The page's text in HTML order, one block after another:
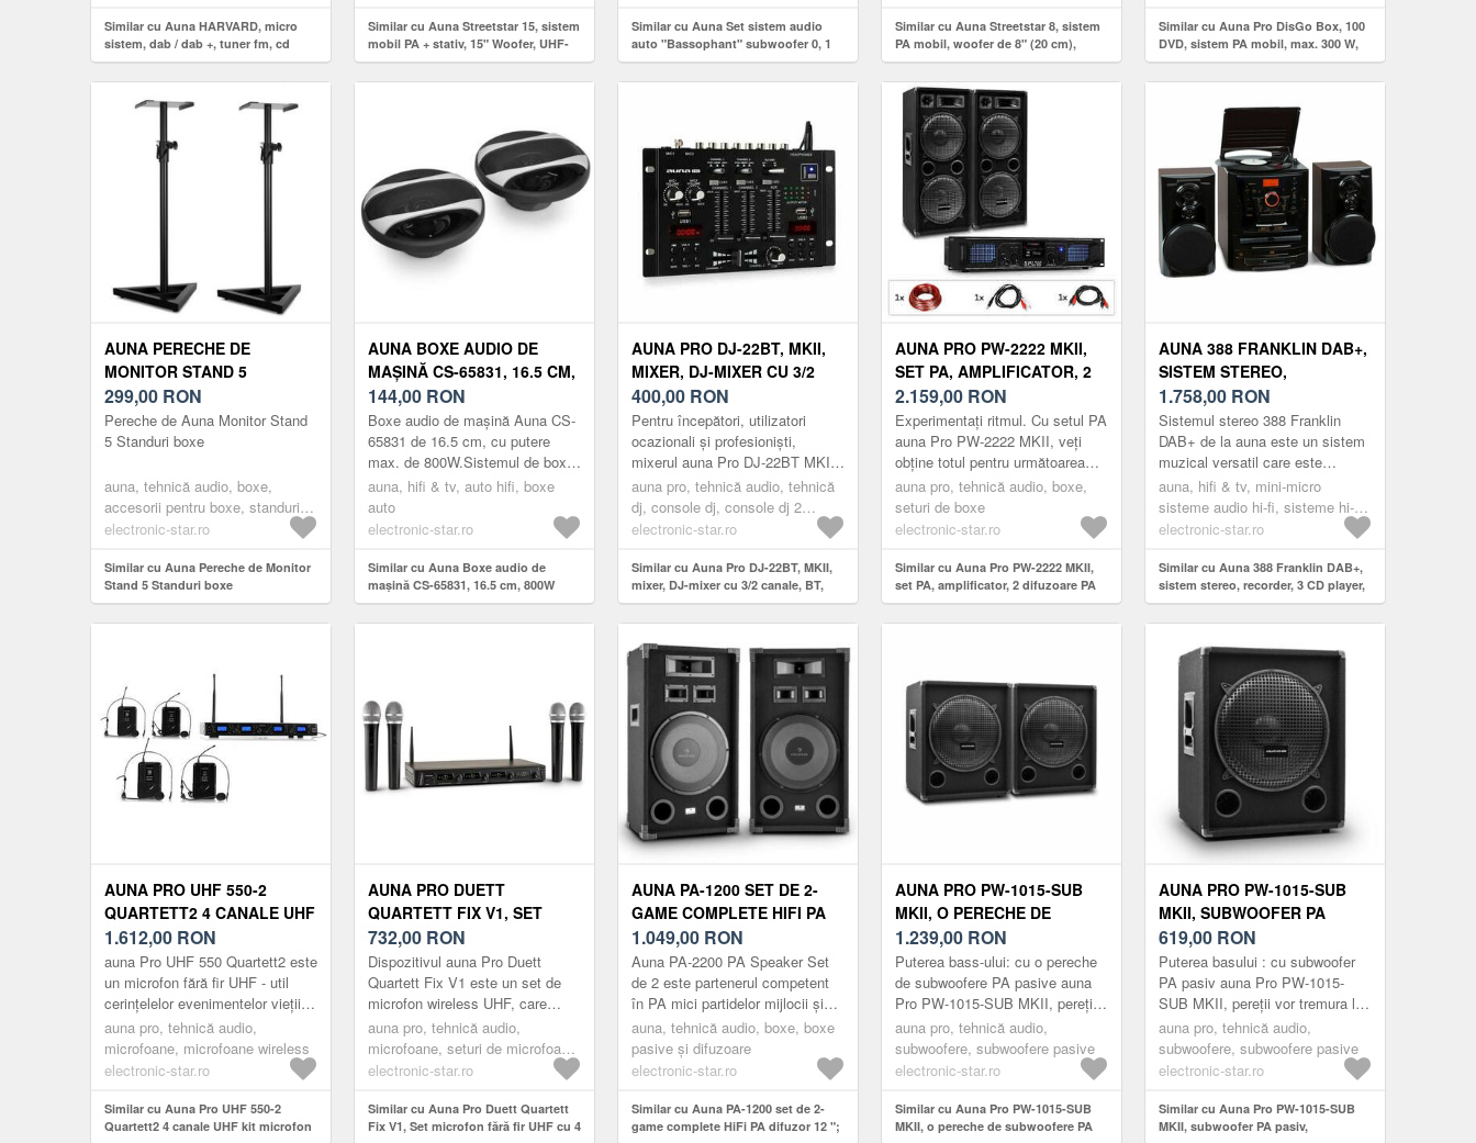
Similar cu Auna HARVARD, micro
sistem, dab / dab +, tuner fm, cd
player, usb portabil, alb
Similar cu Auna Streetstar 15, sistem
mobil PA + stativ, 15" Woofer, UHF-
Micro, 1000 W, alb
Similar cu Auna Set sistem audio
auto "Bassophant" subwoofer 0, 1
amplificator
Similar cu Auna Streetstar 8, sistem
PA mobil, woofer de 8" (20 cm),
microfon UHF, 200 W max.
Similar cu Auna Pro DisGo Box, 100
DVD, sistem PA mobil, max. 300 W,
afișaj TFT de 9", DVD, BT
AUNA PERECHE DE
MONITOR STAND 5
STANDURI BOXE
299,00 RON
Pereche de Auna Monitor Stand
5 Standuri boxe
auna, tehnică audio, boxe,
accesorii pentru boxe, standuri
pentru difuzoare
electronic-star.ro
Similar cu Auna Pereche de Monitor
Stand 5 Standuri boxe
AUNA BOXE AUDIO DE
MAȘINĂ CS-65831, 16.5 CM,
800W
144,00 RON
Boxe audio de mașină Auna CS-
65831 de 16.5 cm, cu putere
max. de 800W.Sistemul de boxe
Auna CS-65831 beneficiază de
tehnologia 3-Way, cu bass
puter...
auna, hifi & tv, auto hifi, boxe
auto
electronic-star.ro
Similar cu Auna Boxe audio de
mașină CS-65831, 16.5 cm, 800W
AUNA PRO DJ-22BT, MKII,
MIXER, DJ-MIXER CU 3/2
CANALE, BT, 2XUSB,
MONTARE PE RAFT, NEGRU
400,00 RON
Pentru începători, utilizatori
ocazionali și profesioniști,
mixerul auna Pro DJ-22BT MKII
oferă funcții interesante, cu un
raport preț / performanț...
auna pro, tehnică audio, tehnică
dj, console dj, console dj 2
canale
electronic-star.ro
Similar cu Auna Pro DJ-22BT, MKII,
mixer, DJ-mixer cu 3/2 canale, BT,
2xUSB, montare pe raft, negru
AUNA PRO PW-2222 MKII,
SET PA, AMPLIFICATOR, 2
DIFUZOARE PA PASIVE DE
12 ", 500 W RMS / 1000 W
MAX., 3 CĂI
2.159,00 RON
Experimentați ritmul. Cu setul PA
auna Pro PW-2222 MKII, veți
obține totul pentru următoarea
petrecere. Setul conține nu
numai două difuzoare pasiv...
auna pro, tehnică audio, boxe,
seturi de boxe
electronic-star.ro
Similar cu Auna Pro PW-2222 MKII,
set PA, amplificator, 2 difuzoare PA
pasive de 12 ", 500 W RMS / 1000 W
max., 3 căi
AUNA 388 FRANKLIN DAB+,
SISTEM STEREO,
RECORDER, 3 CD PLAYER,
BT, CASETOFON, AUX,
PORT USB
1.758,00 RON
Sistemul stereo 388 Franklin
DAB+ de la auna este un sistem
muzical versatil care este
echipat, printre altele, cu întregul
repertoriu de playere a...
auna, hifi & tv, mini-micro
sisteme audio hi-fi, sisteme hi-fi
cu gramofon
electronic-star.ro
Similar cu Auna 388 Franklin DAB+,
sistem stereo, recorder, 3 CD player,
BT, casetofon, AUX, port USB
AUNA PRO UHF 550-2
QUARTETT2 4 CANALE UHF
KIT MICROFON FĂRĂ FIR
1.612,00 RON
auna Pro UHF 550 Quartett2 este
un microfon fără fir UHF - util
cerințelelor evenimentelor vieții
cotidiene avand acoperire
informata și fiind vers...
auna pro, tehnică audio,
microfoane, microfoane wireless
electronic-star.ro
Similar cu Auna Pro UHF 550-2
Quartett2 4 canale UHF kit microfon
AUNA PRO DUETT
QUARTETT FIX V1, SET
MICROFON FĂRĂ FIR UHF
CU 4 CANALE, GAMĂ DE 50
M
732,00 RON
Dispozitivul auna Pro Duett
Quartett Fix V1 este un set de
microfon wireless UHF, care
acoperă profesional și
cuprinzător cerințele practice ale
di...
auna pro, tehnică audio,
microfoane, seturi de microfoane,
seturi de microfoane fără fir
electronic-star.ro
Similar cu Auna Pro Duett Quartett
Fix V1, Set microfon fără fir UHF cu 4
AUNA PA-1200 SET DE 2-
GAME COMPLETE HIFI PA
DIFUZOR 12 "; WOOFER
1000W MAX.
1.049,00 RON
Auna PA-2200 PA Speaker Set
de 2 este partenerul competent
în PA mici partidelor mijlocii și
evenimente.Sistemele de boxe
PA sunt dotate fiecare cu...
auna, tehnică audio, boxe, boxe
pasive și difuzoare
electronic-star.ro
Similar cu Auna PA-1200 set de 2-
game complete HiFi PA difuzor 12 ";
AUNA PRO PW-1015-SUB
MKII, O PERECHE DE
SUBWOOFERE PA PASIVE,
15" SUBWOOFER, 500 W
RMS
1.239,00 RON
Puterea bass-ului: cu o pereche
de subwoofere PA pasive auna
Pro PW-1015-SUB MKII, pereții
vor tremura la petreceri și
evenimente.Subwooferele PA a...
auna pro, tehnică audio,
subwoofere, subwoofere pasive
electronic-star.ro
Similar cu Auna Pro PW-1015-SUB
MKII, o pereche de subwoofere PA
AUNA PRO PW-1015-SUB
MKII, SUBWOOFER PA
PASIV, SUBWOOFER 15', 500
W RMS / 1000 W MAX.
619,00 RON
Puterea basului : cu subwoofer
PA pasiv auna Pro PW-1015-
SUB MKII, pereții vor tremura la
petreceri și
evenimente.Subwoofer PA auna
Pro PW-1015-SUB...
auna pro, tehnică audio,
subwoofere, subwoofere pasive
electronic-star.ro
Similar cu Auna Pro PW-1015-SUB
MKII, subwoofer PA pasiv,